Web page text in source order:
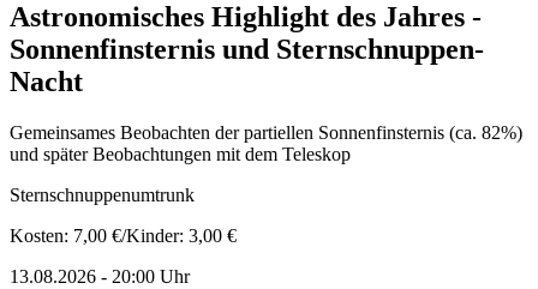
Astronomisches Highlight des Jahres -
Sonnenfinsternis und Sternschnuppen-
Nacht
Gemeinsames Beobachten der partiellen Sonnenfinsternis (ca. 82%)
und später Beobachtungen mit dem Teleskop
Sternschnuppenumtrunk
Kosten: 7,00 €/Kinder: 3,00 €
13.08.2026 - 20:00 Uhr